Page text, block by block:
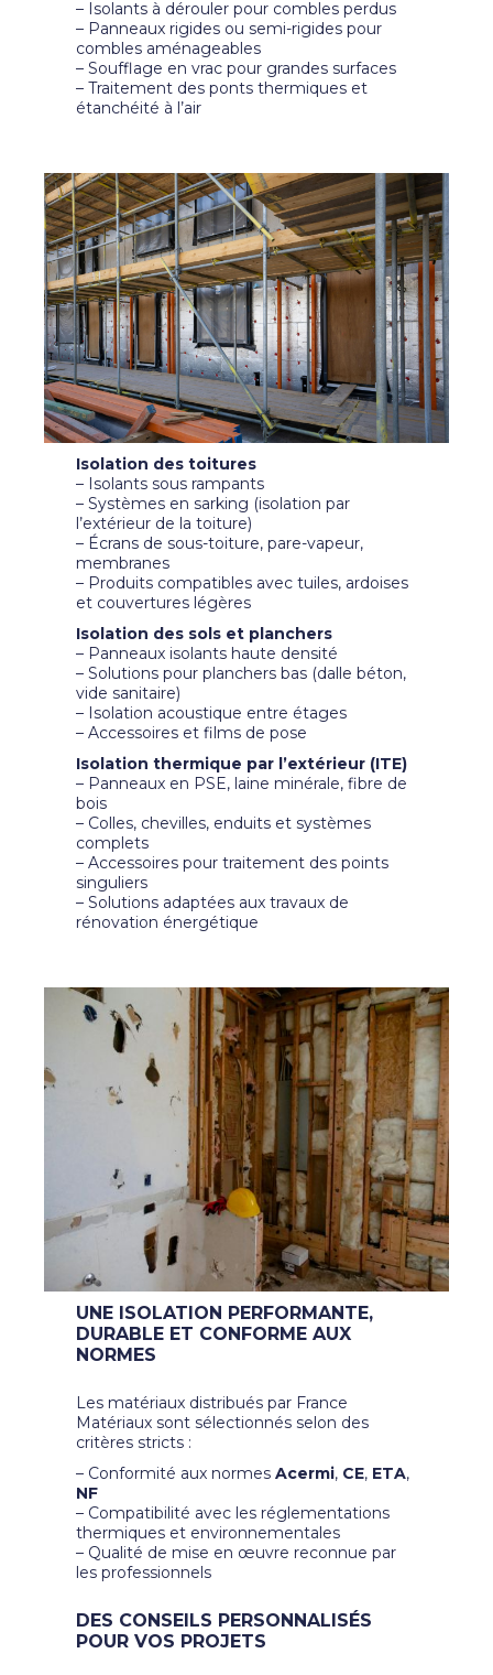
– Isolants à dérouler pour combles perdus
– Panneaux rigides ou semi-rigides pour
combles aménageables
– Soufflage en vrac pour grandes surfaces
– Traitement des ponts thermiques et
étanchéité à l’air
Isolation des toitures
– Isolants sous rampants
– Systèmes en sarking (isolation par
l’extérieur de la toiture)
– Écrans de sous-toiture, pare-vapeur,
membranes
– Produits compatibles avec tuiles, ardoises
et couvertures légères
Isolation des sols et planchers
– Panneaux isolants haute densité
– Solutions pour planchers bas (dalle béton,
vide sanitaire)
– Isolation acoustique entre étages
– Accessoires et films de pose
Isolation thermique par l’extérieur (ITE)
– Panneaux en PSE, laine minérale, fibre de
bois
– Colles, chevilles, enduits et systèmes
complets
– Accessoires pour traitement des points
singuliers
– Solutions adaptées aux travaux de
rénovation énergétique
UNE ISOLATION PERFORMANTE,
DURABLE ET CONFORME AUX
NORMES
Les matériaux distribués par France
Matériaux sont sélectionnés selon des
critères stricts :
– Conformité aux normesAcermi, CE, ETA,
NF
– Compatibilité avec les réglementations
thermiques et environnementales
– Qualité de mise en œuvre reconnue par
les professionnels
DES CONSEILS PERSONNALISÉS
POUR VOS PROJETS